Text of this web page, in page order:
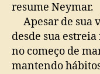
resume Neymar.
Apesar de sua
desde sua
no começo de
mantendo